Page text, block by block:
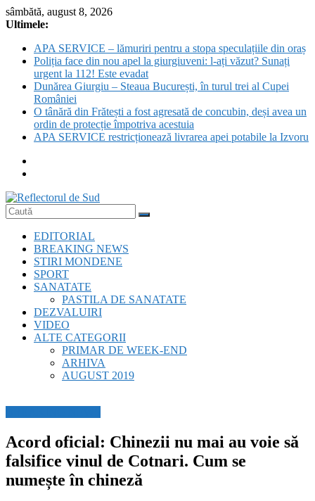
Skip
to
sâmbătă, august 8, 2026
Ultimele:
APA SERVICE – lămuriri pentru a stopa speculațiile din oraș
Poliția face din nou apel la giurgiuveni: l-ați văzut? Sunați
urgent la 112! Este evadat
Dunărea Giurgiu – Steaua București, în turul trei al Cupei
României
O tânără din Frătești a fost agresată de concubin, deși avea un
ordin de protecție împotriva acestuia
APA SERVICE restricționează livrarea apei potabile la Izvoru
Reflectorul
Sud
EDITORIAL
BREAKING NEWS
STIRI MONDENE
SPORT
SANATATE
PASTILA DE SANATATE
DEZVALUIRI
VIDEO
ALTE CATEGORII
PRIMAR DE WEEK-END
ARHIVA
AUGUST 2019
Acord oficial: Chinezii nu mai au voie să
falsifice vinul de Cotnari. Cum se
numește în chineză